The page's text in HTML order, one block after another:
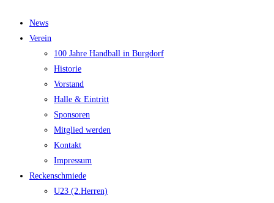
News
Verein
100 Jahre Handball in Burgdorf
Historie
Vorstand
Halle & Eintritt
Sponsoren
Mitglied werden
Kontakt
Impressum
Reckenschmiede
U23 (2.Herren)